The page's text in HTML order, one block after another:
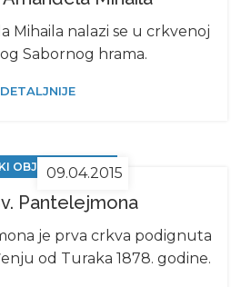
Mihaila nalazi se u crkvenoj
Sabornog hrama.
DETALJNIJE
09.04.2015
OBJEKTI U NIŠU
Pantelejmona
je prva crkva podignuta
od Turaka 1878. godine.